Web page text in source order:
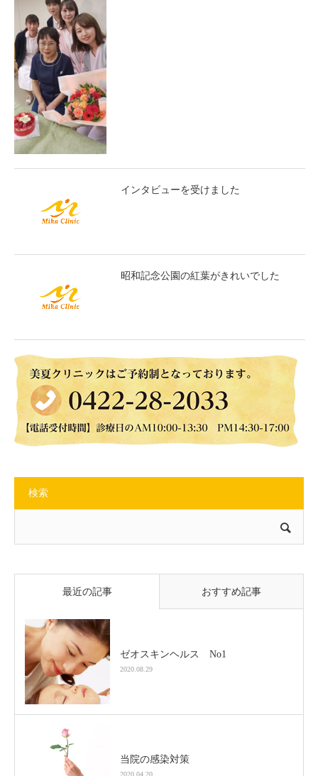
インタビューを受けました
昭和記念公園の紅葉がきれいでした
検索
最近の記事 おすすめ記事
ゼオスキンヘルス No1
2020.08.29
当院の感染対策